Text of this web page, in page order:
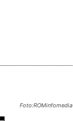
Foto:ROMinfomedia